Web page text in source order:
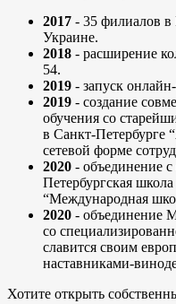
2017 - 35 филиалов в
Украине.
2018 - расширение
54.
2019 - запуск
2019 - создание
обучения со
в Санкт-Петербурге
сетевой форме
2020 - объединение с
Петербургская
“Международная
2020 - объединение
со
славится своим
наставниками-
Хотите открыть